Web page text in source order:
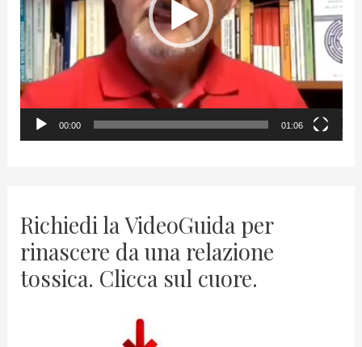
o
P
l
a
y
00:00 01:06
Richiedi la VideoGuida per
rinascere da una relazione
tossica. Clicca sul cuore.